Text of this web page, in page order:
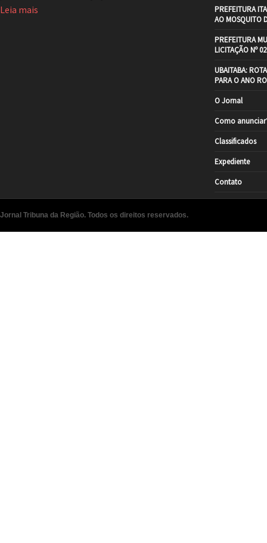
Leia mais
PREFEITURA
AO MOSQUITO
PREFEITURA
LICITAÇÃO Nº
UBAITABA:
PARA O ANO
O Jornal
Como
Classificados
Expediente
Contato
Jornal Tribuna da Região. Todos os direitos reservados.